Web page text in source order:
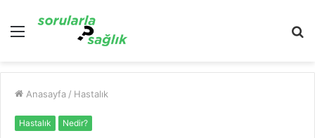
Menü
...
Anasayfa / Hastalık
Hastalık Nedir?